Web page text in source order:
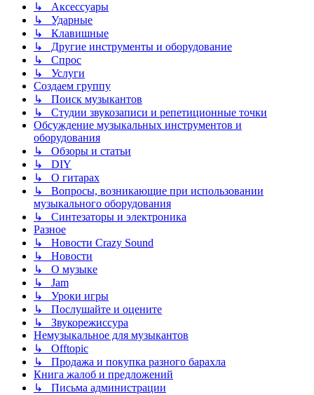
↳ Аксессуары
↳ Ударные
↳ Клавишные
↳ Другие инструменты и оборудование
↳ Спрос
↳ Услуги
Создаем группу
↳ Поиск музыкантов
↳ Студии звукозаписи и репетиционные точки
Обсуждение музыкальных инструментов и
оборудования
↳ Обзоры и статьи
↳ DIY
↳ О гитарах
↳ Вопросы, возникающие при использовании
музыкального оборудования
↳ Синтезаторы и электроника
Разное
↳ Новости Crazy Sound
↳ Новости
↳ О музыке
↳ Jam
↳ Уроки игры
↳ Послушайте и оцените
↳ Звукорежиссура
Немузыкальное для музыкантов
↳ Offtopic
↳ Продажа и покупка разного барахла
Книга жалоб и предложений
↳ Письма администрации